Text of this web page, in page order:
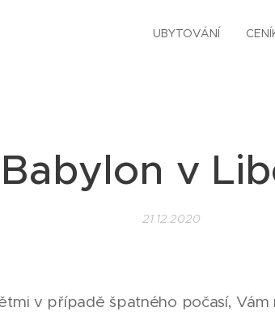
UBYTOVÁNÍ
Babylon v
21.12.2020
v případě špatného počasí,